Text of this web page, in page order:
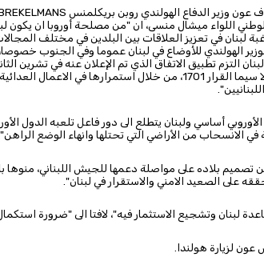
عون وزير الدفاع الهولندي روبن بريكلمنس
اللواء ميشال منسى، ان "من مصلحة أوروبا ان يكون
لبنان في تعزيز العلاقات بين البلدين في مختلف
الهولندي للأوضاع في لبنان عموما وفي الجنوب
الاتفاق وانتهاك القرارات الدولية، لا سيما القرار 1701، من خلال
أساسي ولبنان يتطلع الى دور فاعل تلعبه الدول
في الانسحاب من الأراضي التي تحتلها وانهاء الوضع الراهن".
تصميم بلاده على مواصلة دعمها للجيش اللبناني، منوها
على الصعيد الامني والاستقرار في لبنان".
لبنان وتشجيع الاستثمار فيه"، لافتا الى "ضرورة
عون لزيارة هولندا.